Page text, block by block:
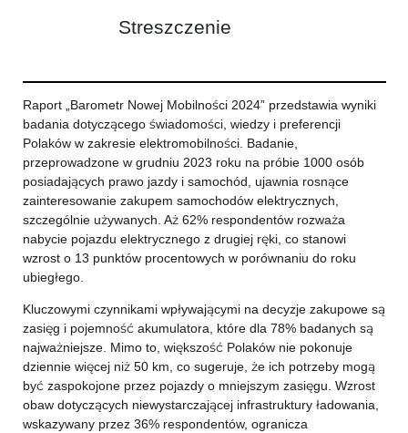
Streszczenie
Raport „Barometr Nowej Mobilności 2024” przedstawia wyniki
badania dotyczącego świadomości, wiedzy i preferencji
Polaków w zakresie elektromobilności. Badanie,
przeprowadzone w grudniu 2023 roku na próbie 1000 osób
posiadających prawo jazdy i samochód, ujawnia rosnące
zainteresowanie zakupem samochodów elektrycznych,
szczególnie używanych. Aż 62% respondentów rozważa
nabycie pojazdu elektrycznego z drugiej ręki, co stanowi
wzrost o 13 punktów procentowych w porównaniu do roku
ubiegłego.
Kluczowymi czynnikami wpływającymi na decyzje zakupowe są
zasięg i pojemność akumulatora, które dla 78% badanych są
najważniejsze. Mimo to, większość Polaków nie pokonuje
dziennie więcej niż 50 km, co sugeruje, że ich potrzeby mogą
być zaspokojone przez pojazdy o mniejszym zasięgu. Wzrost
obaw dotyczących niewystarczającej infrastruktury ładowania,
wskazywany przez 36% respondentów, ogranicza